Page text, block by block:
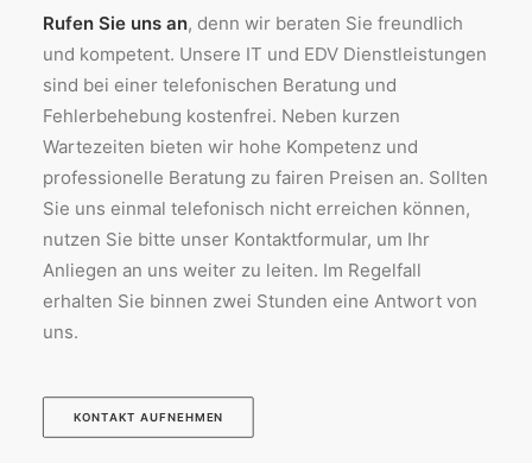
Rufen Sie uns an, denn wir beraten Sie freundlich
und kompetent. Unsere IT und EDV Dienstleistungen
sind bei einer telefonischen Beratung und
Fehlerbehebung kostenfrei. Neben kurzen
Wartezeiten bieten wir hohe Kompetenz und
professionelle Beratung zu fairen Preisen an. Sollten
Sie uns einmal telefonisch nicht erreichen können,
nutzen Sie bitte unser Kontaktformular, um Ihr
Anliegen an uns weiter zu leiten. Im Regelfall
erhalten Sie binnen zwei Stunden eine Antwort von
uns.
KONTAKT AUFNEHMEN